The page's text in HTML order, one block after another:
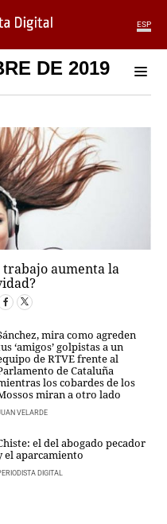
ESP
DE 2019
trabajo aumenta la
mira como agreden
‘amigos’ golpistas a un
de RTVE frente al
de Cataluña
los cobardes de los
miran a otro lado
VELARDE
el del abogado pecador
el aparcamiento
DIGITAL